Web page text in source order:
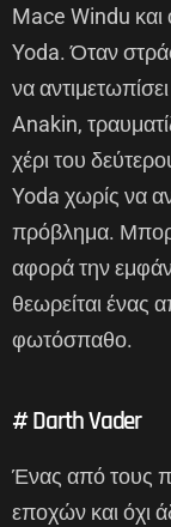
Mace Windu και
Yoda. Όταν
να
Anakin,
χέρι του
Yoda χωρίς να
πρόβλημα.
αφορά την
θεωρείται ένας
φωτόσπαθο.
# Darth Vader
Ένας από τους
εποχών και όχι